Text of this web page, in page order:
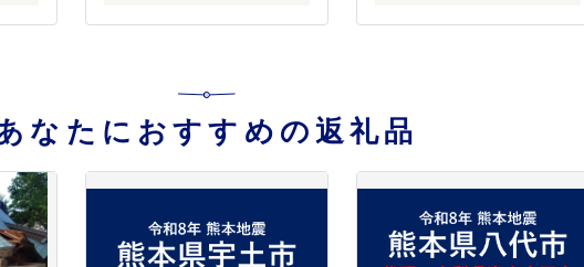
なたにおすすめの返礼品